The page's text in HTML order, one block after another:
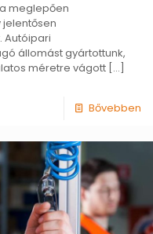
meglepően
Autóipari
állomást gyártottunk,
méretre vágott […]
Bővebben